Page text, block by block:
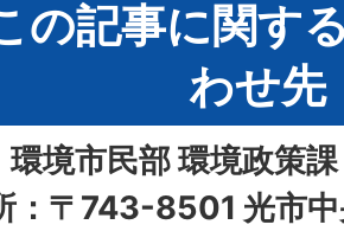
の記事に関す
わせ先
環境市民部 環境政策
：〒743-8501 光市中